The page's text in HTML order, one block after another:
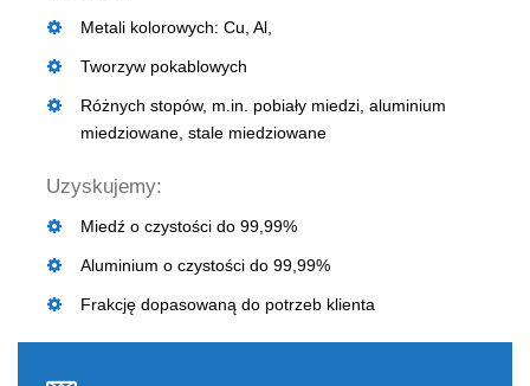
Metali kolorowych: Cu, Al,
Tworzyw pokablowych
Różnych stopów, m.in. pobiały miedzi, aluminium
miedziowane, stale miedziowane
Uzyskujemy:
Miedź o czystości do 99,99%
Aluminium o czystości do 99,99%
Frakcję dopasowaną do potrzeb klienta